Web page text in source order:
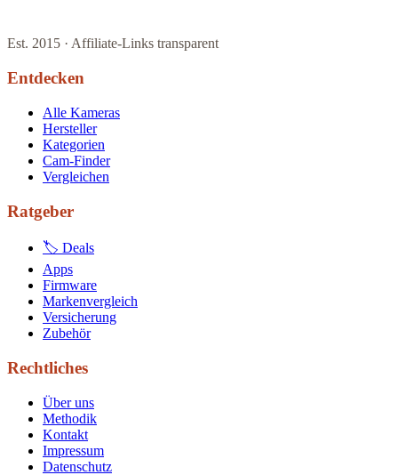
Est. 2015 · Affiliate-Links transparent
Entdecken
Alle Kameras
Hersteller
Kategorien
Cam-Finder
Vergleichen
Ratgeber
🏷 Deals
Apps
Firmware
Markenvergleich
Versicherung
Zubehör
Rechtliches
Über uns
Methodik
Kontakt
Impressum
Datenschutz